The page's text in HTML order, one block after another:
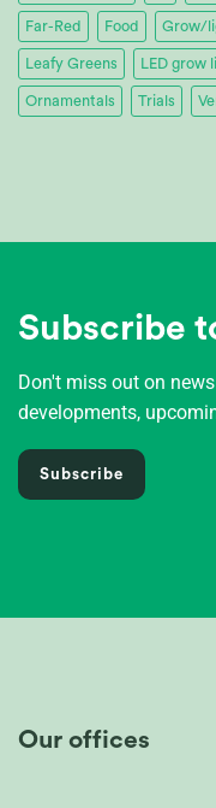
Far-Red Food Grow/
Leafy Greens LED grow
Ornamentals Trials
Subscribe
Don't miss out on
developments,
Subscribe
Our offices